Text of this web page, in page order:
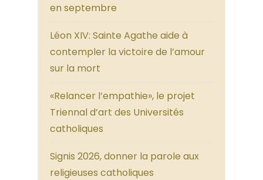
en septembre
Léon XIV: Sainte Agathe aide à
contempler la victoire de l’amour
sur la mort
«Relancer l’empathie», le projet
Triennal d’art des Universités
catholiques
Signis 2026, donner la parole aux
religieuses catholiques